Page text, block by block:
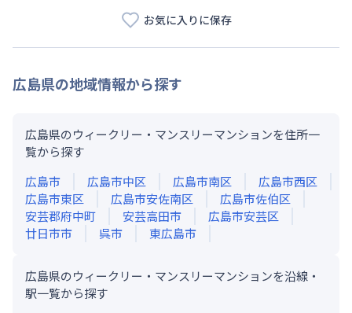
お気に入りに保存
広島県の地域情報から探す
広島県のウィークリー・マンスリーマンションを住所一
覧から探す
広島市
広島市中区 広島市南区
広島市西区
広島市東区
広島市安佐南区
広島市佐伯区
安芸郡府中町
安芸高田市
広島市安芸区
廿日市市
呉市 東広島市
広島県のウィークリー・マンスリーマンションを沿線・
駅一覧から探す